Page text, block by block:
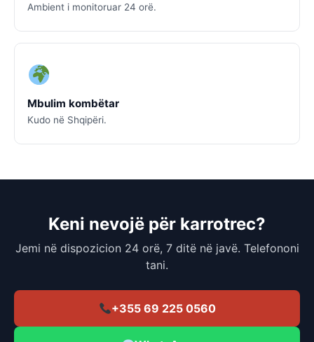
Ambient i monitoruar 24 orë.
Mbulim kombëtar
Kudo në Shqipëri.
Keni nevojë për karrotrec?
Jemi në dispozicion 24 orë, 7 ditë në javë. Telefononi
tani.
+355 69 225 0560